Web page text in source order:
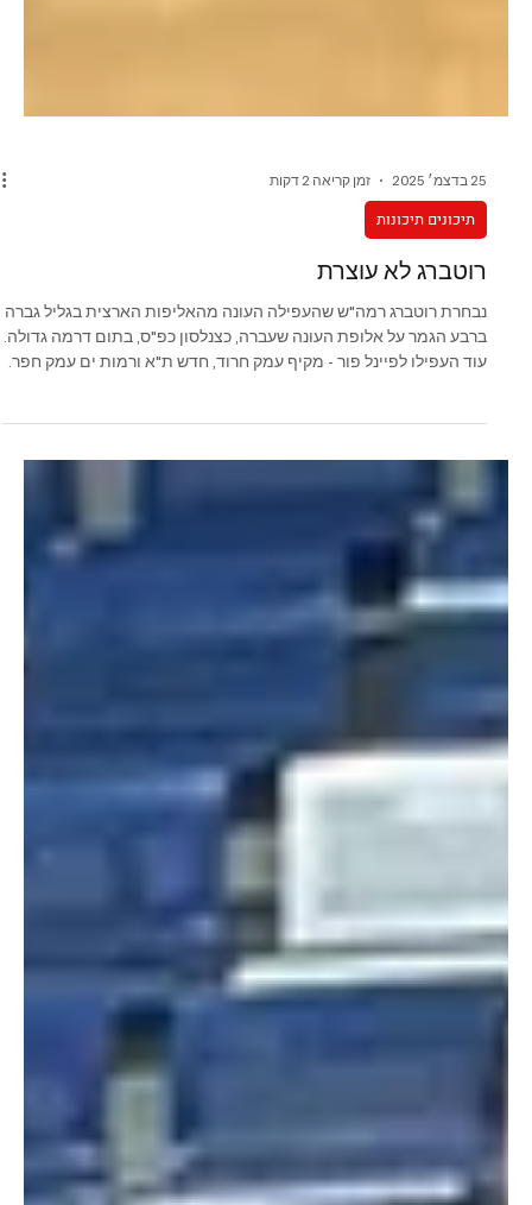
25 בדצמ׳ 2025 זמן קריאה 2 דקות
רוטברג לא עוצרת
נבחרת רוטברג רמה"ש שהעפילה העונה מהאליפות הארצית בגליל גברה
ברבע הגמר על אלופת העונה שעברה, כצנלסון כפ"ס, בתום דרמה גדולה.
עוד העפילו לפיינל פור - מקיף עמק חרוד, חדש ת"א ורמות ים עמק חפר.
משחקי חצי הגמר בשבוע הבא בהצגה כפולה ברעננה. כצנלסון כפ"ס -
בצד פתיחת משחק חלשה של המארחים, קיבלנו אחלה משחק ברמה
גבוה ועם קצב טוב, שהיה שקול והפכפך ממש עד להכרעה בסיום.
הפתיחה